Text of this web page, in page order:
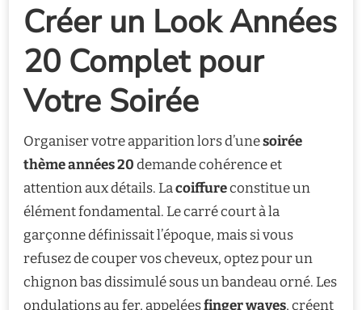
Créer un Look Années
20 Complet pour
Votre Soirée
Organiser votre apparition lors d’unesoirée
thème années 20demande cohérence et
attention aux détails. Lacoiffureconstitue un
élément fondamental. Le carré court à la
garçonne définissait l’époque, mais si vous
refusez de couper vos cheveux, optez pour un
chignon bas dissimulé sous un bandeau orné. Les
ondulations au fer, appeléesfinger waves, créent